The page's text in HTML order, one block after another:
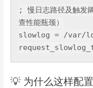
; 慢日志路径及触发
查性能瓶颈）
slowlog = /var/
💡 为什么这样配